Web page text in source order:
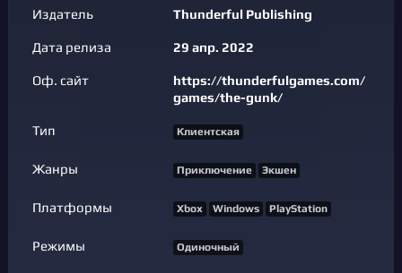
Издатель Thunderful Publishing
Дата релиза 29 апр. 2022
Оф. сайт
https://thunderfulgames.com/
games/the-gunk/
Тип Клиентская
Жанры Приключение Экшен
Платформы Xbox Windows PlayStation
Режимы Одиночный